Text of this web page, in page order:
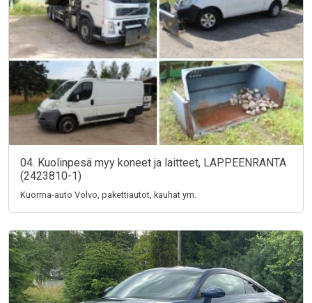
04. Kuolinpesä myy koneet ja laitteet, LAPPEENRANTA
(2423810-1)
Kuorma-auto Volvo, pakettiautot, kauhat ym.